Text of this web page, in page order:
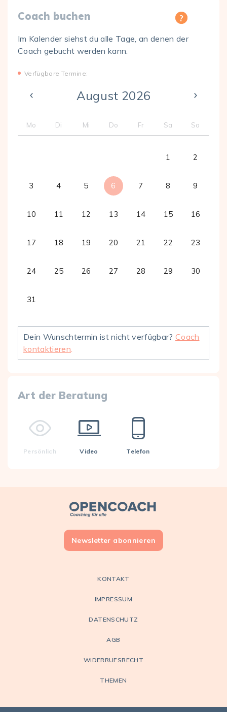
Coach buchen
Im Kalender siehst du alle Tage, an denen der
Coach gebucht werden kann.
Verfügbare Termine:
August 2026
Mo Di Mi Do Fr Sa So
1 2
3 4 5 6 7 8 9
10 11 12 13 14 15 16
17 18 19 20 21 22 23
24 25 26 27 28 29 30
31
Dein Wunschtermin ist nicht verfügbar? Coach
kontaktieren
Art der Beratung
Persönlich Video Telefon
Open Coach
KONTAKT
IMPRESSUM
DATENSCHUTZ
AGB
WIDERRUFSRECHT
THEMEN
Newsletter abonnieren